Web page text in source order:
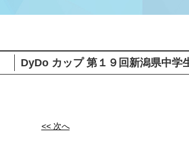
DyDo カップ 第１９回新潟県中学
<< 次へ